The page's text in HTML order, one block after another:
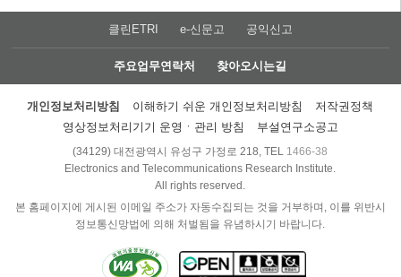
클린ETRI e-신문고 공익신고
주요업무연락처 찾아오시는길
개인정보처리방침 이해하기 쉬운 개인정보처리방침
저작권정책
영상정보처리기기 운영ㆍ관리 방침
부설연구소공고
(34129) 대전광역시 유성구 가정로 218, TEL 1466-38
Electronics and Telecommunications Research Institute.
All rights reserved.
본 홈페이지에 게시된 이메일 주소가 자동수집되는 것을 거부하며, 이를 위반시
정보통신망법에 의해 처벌됨을 유념하시기 바랍니다.